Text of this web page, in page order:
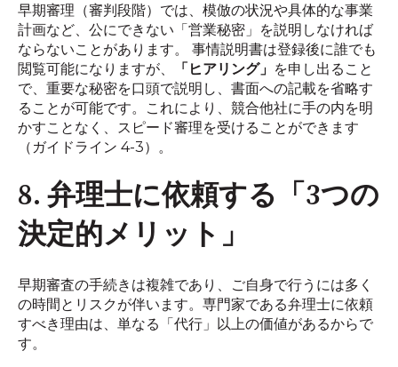
早期審理（審判段階）では、模倣の状況や具体的な事業
計画など、公にできない「営業秘密」を説明しなければ
ならないことがあります。 事情説明書は登録後に誰でも
閲覧可能になりますが、
「ヒアリング」 を申し出ること
で、重要な秘密を口頭で説明し、書面への記載を省略す
ることが可能です。これにより、競合他社に手の内を明
かすことなく、スピード審理を受けることができます
（ガイドライン 4-3）。
8. 弁理士に依頼する「3つの
決定的メリット」
早期審査の手続きは複雑であり、ご自身で行うには多く
の時間とリスクが伴います。専門家である弁理士に依頼
すべき理由は、単なる「代行」以上の価値があるからで
す。